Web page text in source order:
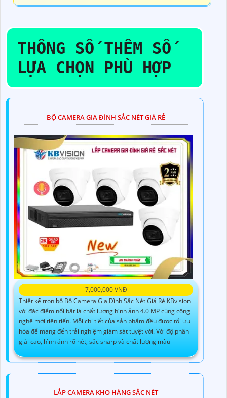
THÔNG SỐ THÊM SỐ
LỰA CHỌN PHÙ HỢP
BỘ CAMERA GIA ĐÌNH SẮC NÉT GIÁ RẺ
7,000,000 VNĐ
Thiết kế trọn bộ Bộ Camera Gia Đình Sắc Nét Giá Rẻ KBvision
với đặc điểm nổi bật là chất lượng hình ảnh 4.0 MP cùng công
nghệ mới tiên tiến. Mỗi chi tiết của sản phẩm đều được tối ưu
hóa để mang đến trải nghiệm giám sát tuyệt vời. Với độ phân
giải cao, hình ảnh rõ nét, sắc sharp và chất lượng màu
LẮP CAMERA KHO HÀNG SẮC NÉT